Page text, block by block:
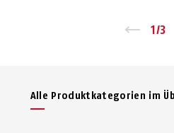
Zurück
1/3
Alle Produktkategorien im